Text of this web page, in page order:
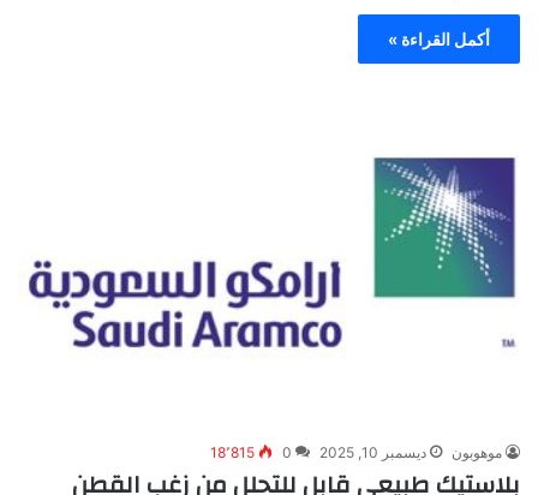
أكمل القراءة »
موهوبون ديسمبر 10, 2025 0 18٬815
بلاستيك طبيعي قابل للتحلل من زغب القطن